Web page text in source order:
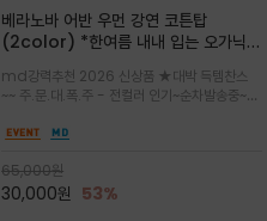
베라노바 어반 우먼 강연 코튼탑
(2color) *한여름 내내 입는 오가닉
워크 (Line Work) & 스케치/감각적
인 아트워크 프린트가 시선을 끄는 루즈
핏 강연티셔츠
md강력추천 2026 신상품 ★대박 득템찬스
~~ 주.문.대.폭.주 - 전컬러 인기~순차발송중~★
한 착용감을 선사하며, 자연스럽게 떨어지는 실루
으로도 포인트가 되며, 데일리 활
65,000원
30,000원 53%